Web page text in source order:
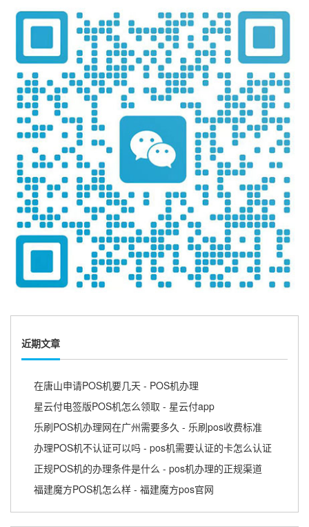
近期文章
在唐山申请POS机要几天 - POS机办理
星云付电签版POS机怎么领取 - 星云付app
乐刷POS机办理网在广州需要多久 - 乐刷pos收费标准
办理POS机不认证可以吗 - pos机需要认证的卡怎么认证
正规POS机的办理条件是什么 - pos机办理的正规渠道
福建魔方POS机怎么样 - 福建魔方pos官网